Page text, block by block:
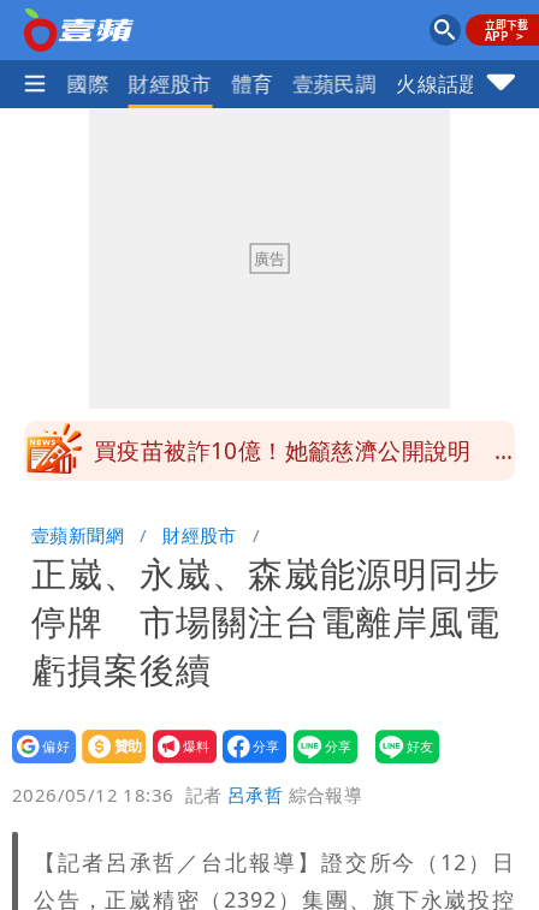
社會 國際 財經股市 體育 壹蘋民調 火線話題
勝：時間久看出睿智
白海豚今下午2點半發海警！陸警機率最
最快今晚移送北檢複訊
買疫苗被詐10億！她籲慈濟公開說明
驚：戰局變五五波
白海豚颱風攪局父親節！明雨量「紅到發
紫」
女律師詐慈濟10億 坐擁232公斤黃金仍
接案！同業酸：我輩楷模
明金成離世留下雙胞胎 4歲兒與老師一
段對話催淚
演習登場！搭雙鐵、航班3大注意事項快
看
慈濟遭詐10.6億！網紅揪聲明「疑點重
重」 1細節避而不談
蔣萬安民調只贏5％「現任優勢去哪？」
壹蘋新聞網 財經股市
正崴、永崴、森崴能源明同步
停牌 市場關注台電離岸風電
虧損案後續
設為
贊助
我要
爆料
2026/05/12 18:36 記者 呂承哲 綜合報導
【記者呂承哲／台北報導】證交所今（12）日
公告，正崴精密（2392）集團、旗下永崴投控